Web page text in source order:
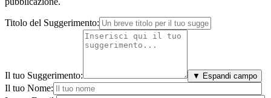
Titolo del Suggerimento:
Il tuo Suggerimento: ▼ Espandi campo
Il tuo Nome: